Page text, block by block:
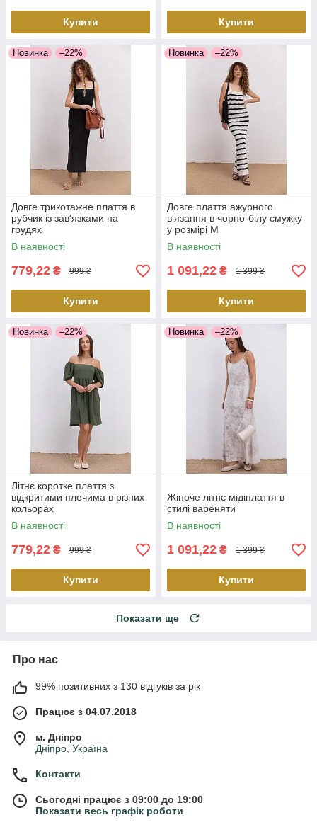
Купити Купити
Новинка –22%
Довге трикотажне плаття в
рубчик із зав'язками на
грудях
В наявності
779,22 ₴ 999 ₴
Купити
Новинка –22%
Довге плаття ажурного
в'язання в чорно-білу смужку
у розмірі М
В наявності
1 091,22 ₴ 1 399 ₴
Купити
Новинка –22%
Літнє коротке плаття з
відкритими плечима в різних
кольорах
В наявності
779,22 ₴ 999 ₴
Купити
Новинка –22%
Жіноче літнє мідіплаття в
стилі вареняти
В наявності
1 091,22 ₴ 1 399 ₴
Купити
Показати ще
Про нас
99% позитивних з 130 відгуків за рік
Працює з 04.07.2018
м. Дніпро
Дніпро, Україна
Контакти
Сьогодні працює з 09:00 до 19:00
Показати весь графік роботи